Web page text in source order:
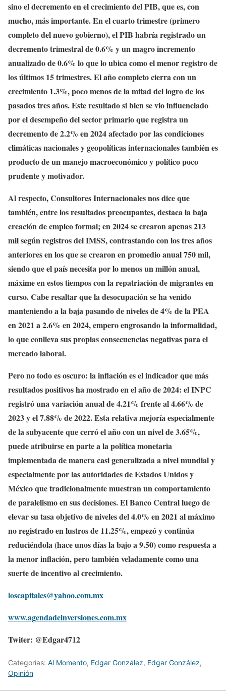
sino el decremento en el crecimiento del PIB, que es, con
mucho, más importante. En el cuarto trimestre (primero
completo del nuevo gobierno), el PIB habría registrado un
decremento trimestral de 0.6% y un magro incremento
anualizado de 0.6% lo que lo ubica como el menor registro de
los últimos 15 trimestres. El año completo cierra con un
crecimiento 1.3%, poco menos de la mitad del logro de los
pasados tres años. Este resultado si bien se vio influenciado
por el desempeño del sector primario que registra un
decremento de 2.2% en 2024 afectado por las condiciones
climáticas nacionales y geopolíticas internacionales también es
producto de un manejo macroeconómico y político poco
prudente y motivador.
Al respecto, Consultores Internacionales nos dice que
también, entre los resultados preocupantes, destaca la baja
creación de empleo formal; en 2024 se crearon apenas 213
mil según registros del IMSS, contrastando con los tres años
anteriores en los que se crearon en promedio anual 750 mil,
siendo que el país necesita por lo menos un millón anual,
máxime en estos tiempos con la repatriación de migrantes en
curso. Cabe resaltar que la desocupación se ha venido
manteniendo a la baja pasando de niveles de 4% de la PEA
en 2021 a 2.6% en 2024, empero engrosando la informalidad,
lo que conlleva sus propias consecuencias negativas para el
mercado laboral.
Pero no todo es oscuro: la inflación es el indicador que más
resultados positivos ha mostrado en el año de 2024: el INPC
registró una variación anual de 4.21% frente al 4.66% de
2023 y el 7.88% de 2022. Esta relativa mejoría especialmente
de la subyacente que cerró el año con un nivel de 3.65%,
puede atribuirse en parte a la política monetaria
implementada de manera casi generalizada a nivel mundial y
especialmente por las autoridades de Estados Unidos y
México que tradicionalmente muestran un comportamiento
de paralelismo en sus decisiones. El Banco Central luego de
elevar su tasa objetivo de niveles del 4.0% en 2021 al máximo
no registrado en lustros de 11.25%, empezó y continúa
reduciéndola (hace unos días la bajo a 9.50) como respuesta a
la menor inflación, pero también veladamente como una
suerte de incentivo al crecimiento.
loscapitales@yahoo.com.mx
www.agendadeinversiones.com.mx
Twiter: @Edgar4712
Categorías: Al Momento, Edgar González, Edgar González,
Opinión